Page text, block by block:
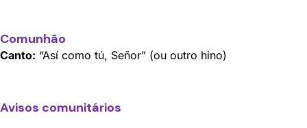
Comunhão
Canto: “Así como tú, Señor” (ou outro hino)
Avisos comunitários